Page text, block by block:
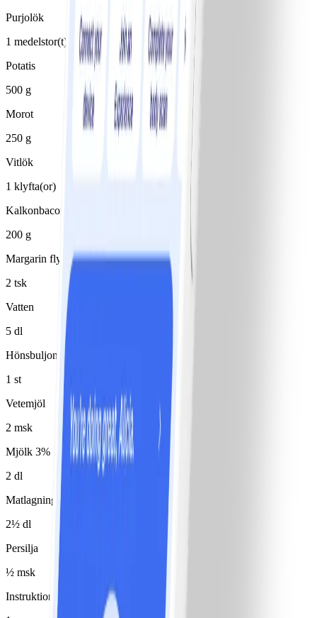
Purjolök
1 medelstor(t)/medelstora
Potatis
500 g
Morot
250 g
Vitlök
1 klyfta(or)
Kalkonbacon
200 g
Margarin flytande 80%
2 tsk
Vatten
5 dl
Hönsbuljongtärning
1 st
Vetemjöl
2 msk
Mjölk 3%
2 dl
Matlagningsbas 4% (typ Milda mat)
2½ dl
Persilja
½ msk
Instruktioner